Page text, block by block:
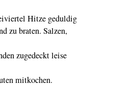
Hitze geduldig
zu braten. Salzen,
zugedeckt leise
mitkochen.